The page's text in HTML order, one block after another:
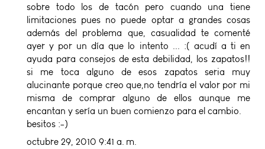
sobre todo los de tacón pero cuando una tiene
limitaciones pues no puede optar a grandes cosas
además del problema que, casualidad te comenté
ayer y por un día que lo intento ... :( acudí a ti en
ayuda para consejos de esta debilidad, los zapatos!!
si me toca alguno de esos zapatos seria muy
alucinante porque creo que,no tendría el valor por mi
misma de comprar alguno de ellos aunque me
encantan y sería un buen comienzo para el cambio.
besitos :-)
octubre 29, 2010 9:41 a. m.